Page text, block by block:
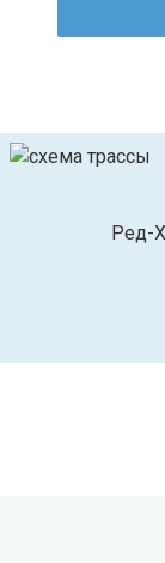
Ред-